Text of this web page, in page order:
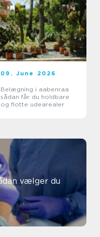
09. June 2026
Belægning i aabenraa
sådan får du holdbare
og flotte udearealer